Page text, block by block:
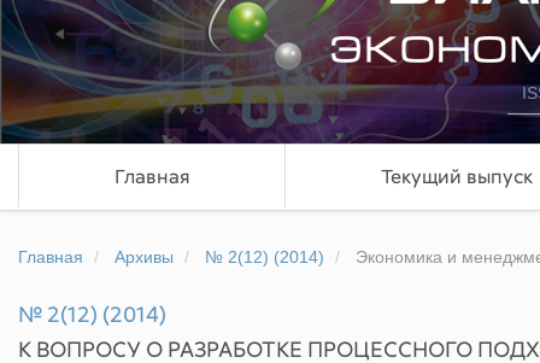
Главная Текущий выпуск
Главная Архивы № 2(12) (2014) Экономика и
№ 2(12) (2014)
К ВОПРОСУ О РАЗРАБОТКЕ ПРОЦЕССНОГО